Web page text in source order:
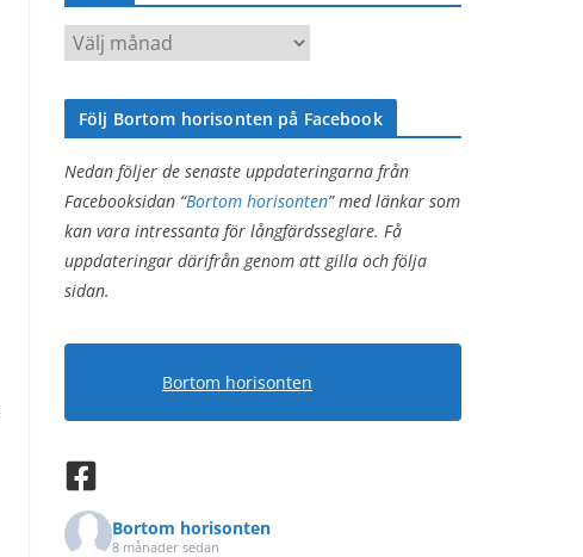
g
o
e
r
A
r
k
Följ Bortom horisonten på Facebook
Nedan följer de senaste uppdateringarna från
Facebooksidan “Bortom horisonten” med länkar som
kan vara intressanta för långfärdsseglare. Få
uppdateringar därifrån genom att gilla och följa
sidan.
Bortom horisonten
Bortom horisonten
8 månader sedan